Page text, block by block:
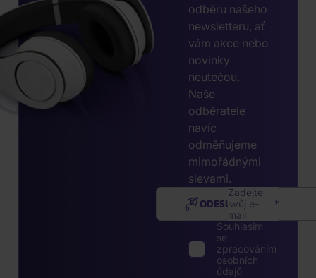
odběru našeho
newsletteru, ať
vám akce nebo
novinky
neutečou.
Naše
odběratele
navíc
odměňujeme
mimořádnými
slevami.
Zadejte
svůj e-
mail
ODESLAT
Souhlasím
se
zpracováním
osobních
údajů